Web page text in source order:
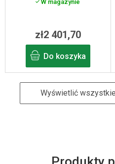
W magazynie
zł2 401,70
Do koszyka
Wyświetlić